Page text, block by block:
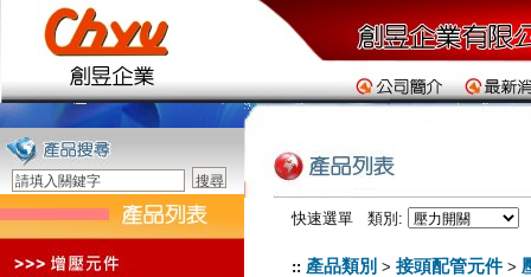
快速選單 類別:
:: 產品類別 > 接頭配管元件 >